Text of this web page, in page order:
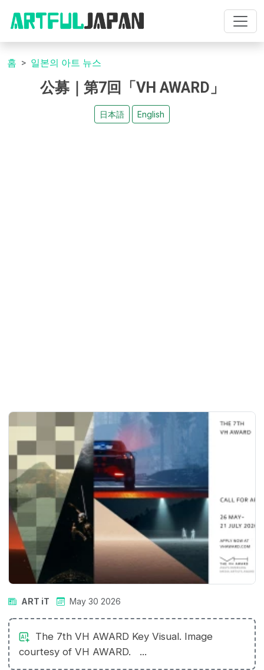
홈 일본의 아트 뉴스
公募｜第7回「VH AWARD」
日本語 English
ART iT May 30 2026
The 7th VH AWARD Key Visual. Image
courtesy of VH AWARD. ...